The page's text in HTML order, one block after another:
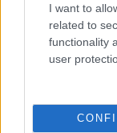
I want to
related to
functionality
user